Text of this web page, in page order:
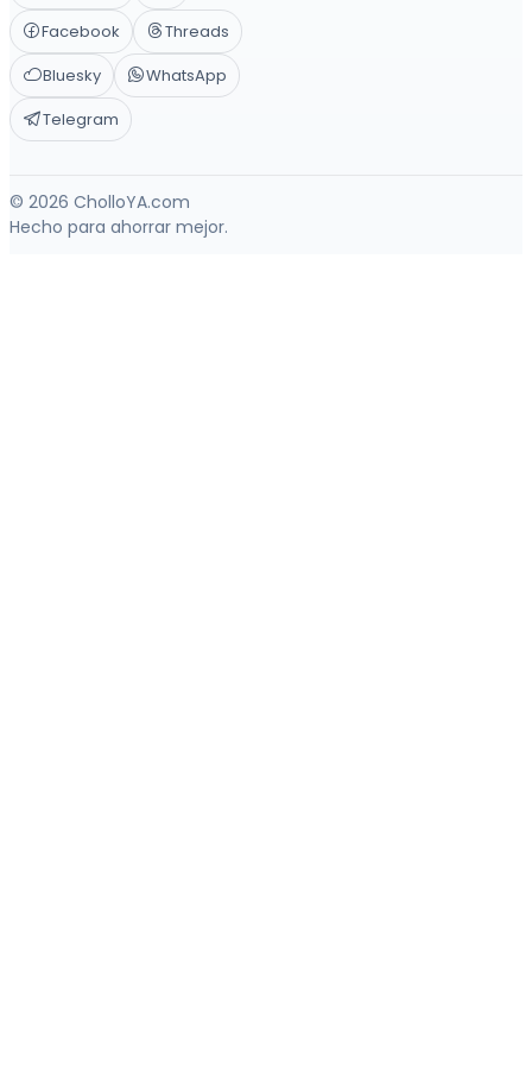
Facebook
Threads
Bluesky
WhatsApp
Telegram
© 2026 CholloYA.com
Hecho para ahorrar mejor.